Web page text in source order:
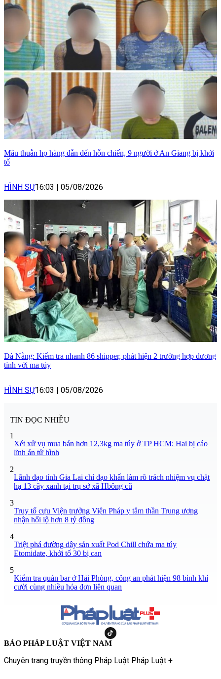
Mâu thuẫn họ hàng dẫn đến hỗn chiến, 9 người ở An Giang bị khởi
tố
HÌNH SỰ16:03 05/08/2026
Đà Nẵng: Kiểm tra nhanh 86 shipper, phát hiện 2 trường hợp dương
tính với ma túy
HÌNH SỰ16:03 05/08/2026
TIN ĐỌC NHIỀU
1
Xét xử vụ mua bán hơn 12,3kg ma túy ở TP HCM: Hai bị cáo
lĩnh án tử hình
2
Lãnh đạo tỉnh Gia Lai chỉ đạo khẩn làm rõ trách nhiệm vụ chặt
hạ 13 cây xanh tại trụ sở xã Hbông cũ
3
Truy tố cựu Viện trưởng Viện Pháp y tâm thần Trung ương
nhận hối lộ hơn 8 tỷ đồng
4
Triệt phá đường dây sản xuất Pod Chill chứa ma túy
Etomidate, khởi tố 30 bị can
5
Kiểm tra quán bar ở Hải Phòng, công an phát hiện 98 bình khí
cười cùng nhiều hóa đơn liên quan
BÁO PHÁP LUẬT VIỆT NAM
Chuyên trang truyền thông Pháp Luật Pháp Luật +